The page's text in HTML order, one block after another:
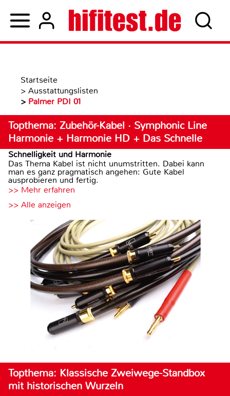
Startseite
> Ausstattungslisten
> Palmer PDI 01
Topthema: Zubehör-Kabel · Symphonic Line
Harmonie + Harmonie HD + Das Schnelle
Schnelligkeit und Harmonie
Das Thema Kabel ist nicht unumstritten. Dabei kann
man es ganz pragmatisch angehen: Gute Kabel
ausprobieren und fertig.
>> Mehr erfahren
>> Alle anzeigen
Topthema: Klassische Zweiwege-Standbox
mit historischen Wurzeln